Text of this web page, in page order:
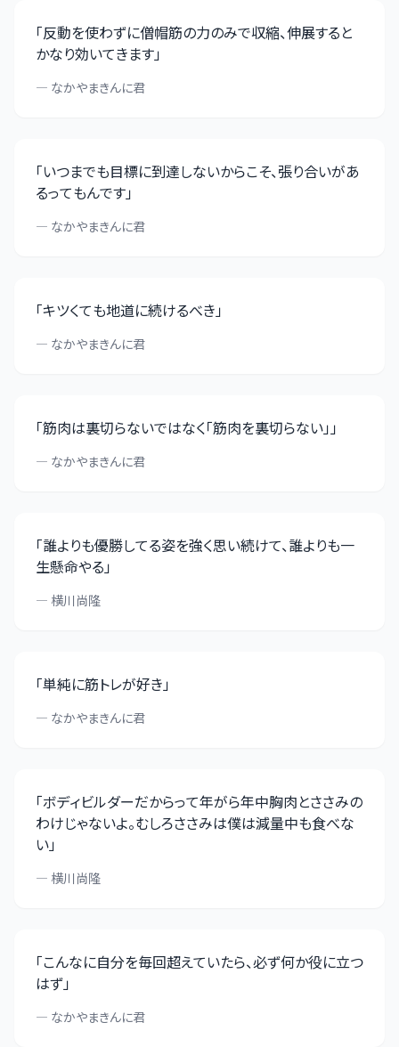
「反動を使わずに僧帽筋の力のみで収縮、伸展すると
かなり効いてきます」
— なかやまきんに君
「いつまでも目標に到達しないからこそ、張り合いがあ
るってもんです」
— なかやまきんに君
「キツくても地道に続けるべき」
— なかやまきんに君
「筋肉は裏切らないではなく「筋肉を裏切らない」」
— なかやまきんに君
「誰よりも優勝してる姿を強く思い続けて、誰よりも一
生懸命やる」
— 横川尚隆
「単純に筋トレが好き」
— なかやまきんに君
「ボディビルダーだからって年がら年中胸肉とささみの
わけじゃないよ。むしろささみは僕は減量中も食べな
い」
— 横川尚隆
「こんなに自分を毎回超えていたら、必ず何か役に立つ
はず」
— なかやまきんに君